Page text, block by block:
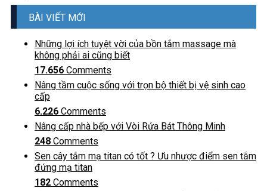
BÀI VIẾT MỚI
Những lợi ích tuyệt vời của bồn tắm massage mà
không phải ai cũng biết
17.656 Comments
Nâng tầm cuộc sống với trọn bộ thiết bị vệ sinh cao
cấp
6.226 Comments
Nâng cấp nhà bếp với Vòi Rửa Bát Thông Minh
248 Comments
Sen cây tắm mạ titan có tốt ? Ưu nhược điểm sen tắm
đứng mạ titan
182 Comments